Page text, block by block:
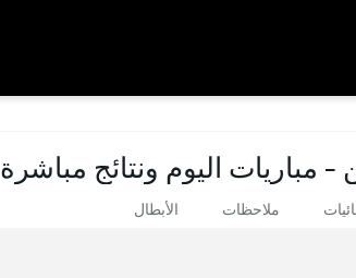
اليوم ونتائج مباشرة
ملاحظات الأبطال